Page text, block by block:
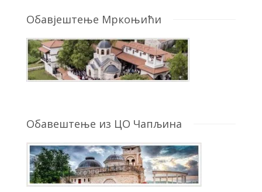
Обавјештење Мркоњићи
Обавештење из ЦО Чапљина